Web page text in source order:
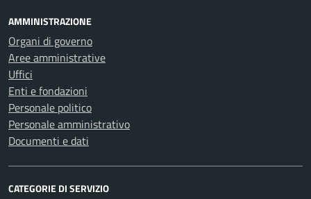
AMMINISTRAZIONE
Organi di governo
Aree amministrative
Uffici
Enti e fondazioni
Personale politico
Personale amministrativo
Documenti e dati
CATEGORIE DI SERVIZIO